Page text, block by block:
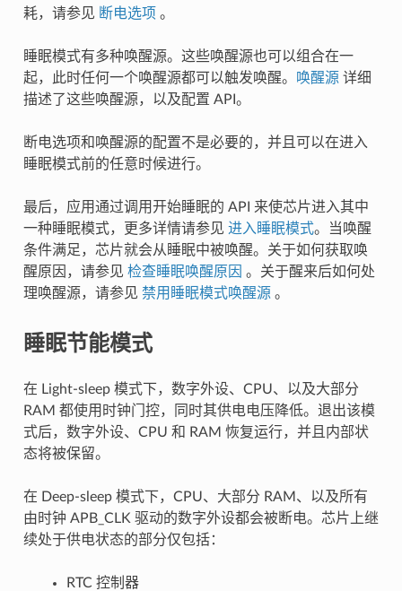
耗，请参见 断电选项 。
睡眠模式有多种唤醒源。这些唤醒源也可以组合在一
起，此时任何一个唤醒源都可以触发唤醒。
唤醒源 详细
描述了这些唤醒源，以及配置 API。
断电选项和唤醒源的配置不是必要的，并且可以在进入
睡眠模式前的任意时候进行。
最后，应用通过调用开始睡眠的 API 来使芯片进入其中
一种睡眠模式，更多详情请参见 进入睡眠模式。当唤醒
条件满足，芯片就会从睡眠中被唤醒。关于如何获取唤
醒原因，请参见 检查睡眠唤醒原因 。关于醒来后如何处
理唤醒源，请参见 禁用睡眠模式唤醒源 。
睡眠节能模式
在 Light-sleep 模式下，数字外设、CPU、以及大部分
RAM 都使用时钟门控，同时其供电电压降低。退出该模
式后，数字外设、CPU 和 RAM 恢复运行，并且内部状
态将被保留。
在 Deep-sleep 模式下，CPU、大部分 RAM、以及所有
由时钟 APB_CLK 驱动的数字外设都会被断电。芯片上继
续处于供电状态的部分仅包括：
RTC 控制器